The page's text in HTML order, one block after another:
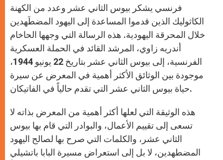
فرنسي يشكر بيوس الثاني عشر وعدد من الكهنة
الكاثوليك الذين قدموا المساعدة إلى اليهود المضطَهدين
خلال المحرقة اليهودية. هذه الرسالة التي وجهها الحاخام
أندريه زاوي، المرشد القائد في الحملة العسكرية
الفرنسية، إلى بيوس الثاني عشر بتاريخ 22 يونيو 1944،
موجودة بين الوثائق الأكثر أهمية في المعرض عن سيرة
حياة بيوس الثاني عشر التي تقدم حالياً في الفاتيكان.
هذه الوثيقة التي لعلها أكثر أهمية من المعرض بذاته لا
تسعى إلى تقييم الأعمال، والبوادر التي قام بها بيوس
الثاني عشر، والكلمات التي صرح بها لصالح اليهود
المضطهدين، لا بل إلى استعراض مسيرة البابا باتشيلي